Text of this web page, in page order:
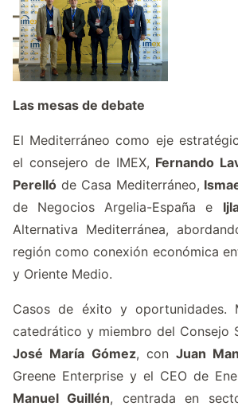
Las mesas de debate
El Mediterráneo como eje
el consejero de IMEX, Fernando
Perelló de Casa Mediterráneo,
de Negocios Argelia-España e
Alternativa Mediterránea,
región como conexión económica
y Oriente Medio.
Casos de éxito y oportunidades.
catedrático y miembro del Consejo
José María Gómez, conJuan
Greene Enterprise y el CEO de
Manuel Guillén, centrada en